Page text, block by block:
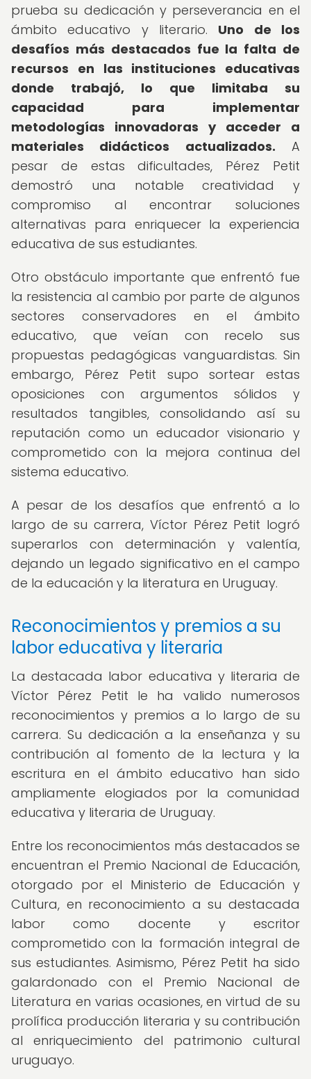
prueba su dedicación y perseverancia en el
ámbito educativo y literario. Uno de los
desafíos más destacados fue la falta de
recursos en las instituciones educativas
donde trabajó, lo que limitaba su
capacidad para implementar
metodologías innovadoras y acceder a
materiales didácticos actualizados. A
pesar de estas dificultades, Pérez Petit
demostró una notable creatividad y
compromiso al encontrar soluciones
alternativas para enriquecer la experiencia
educativa de sus estudiantes.
Otro obstáculo importante que enfrentó fue
la resistencia al cambio por parte de algunos
sectores conservadores en el ámbito
educativo, que veían con recelo sus
propuestas pedagógicas vanguardistas. Sin
embargo, Pérez Petit supo sortear estas
oposiciones con argumentos sólidos y
resultados tangibles, consolidando así su
reputación como un educador visionario y
comprometido con la mejora continua del
sistema educativo.
A pesar de los desafíos que enfrentó a lo
largo de su carrera, Víctor Pérez Petit logró
superarlos con determinación y valentía,
dejando un legado significativo en el campo
de la educación y la literatura en Uruguay.
Reconocimientos y premios a su
labor educativa y literaria
La destacada labor educativa y literaria de
Víctor Pérez Petit le ha valido numerosos
reconocimientos y premios a lo largo de su
carrera. Su dedicación a la enseñanza y su
contribución al fomento de la lectura y la
escritura en el ámbito educativo han sido
ampliamente elogiados por la comunidad
educativa y literaria de Uruguay.
Entre los reconocimientos más destacados se
encuentran el Premio Nacional de Educación,
otorgado por el Ministerio de Educación y
Cultura, en reconocimiento a su destacada
labor como docente y escritor
comprometido con la formación integral de
sus estudiantes. Asimismo, Pérez Petit ha sido
galardonado con el Premio Nacional de
Literatura en varias ocasiones, en virtud de su
prolífica producción literaria y su contribución
al enriquecimiento del patrimonio cultural
uruguayo.